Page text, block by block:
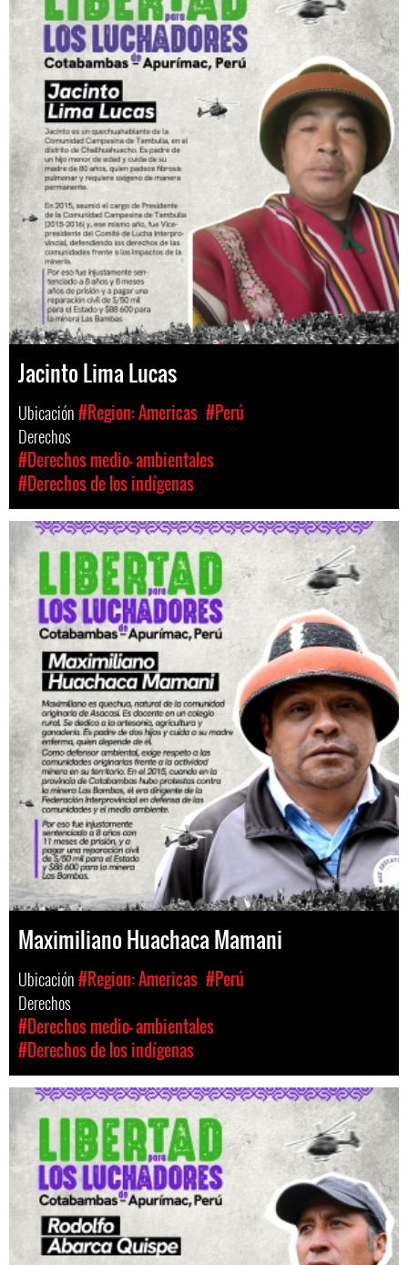
Jacinto Lima Lucas
Ubicación#Region: Americas #Perú
Derechos
#Derechos medio- ambientales
#Derechos de los indígenas
Maximiliano Huachaca Mamani
Ubicación#Region: Americas #Perú
Derechos
#Derechos medio- ambientales
#Derechos de los indígenas